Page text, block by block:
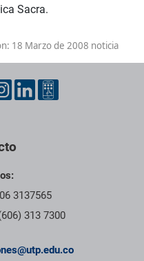
Sacra.
18 Marzo de 2008 noticia
3137565
313 7300